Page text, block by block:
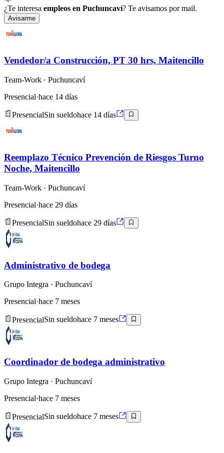
¿Te interesa empleos en Puchuncaví? Te avisamos por mail.
Avisarme
Vendedor/a Construcción, PT 30 hrs, Maitencillo
Team-Work · Puchuncaví
Presencial·hace 14 días
PresencialSin sueldohace 14 días
Reemplazo Técnico Prevención de Riesgos Turno
Noche, Maitencillo
Team-Work · Puchuncaví
Presencial·hace 29 días
PresencialSin sueldohace 29 días
Administrativo de bodega
Grupo Integra · Puchuncaví
Presencial·hace 7 meses
PresencialSin sueldohace 7 meses
Coordinador de bodega administrativo
Grupo Integra · Puchuncaví
Presencial·hace 7 meses
PresencialSin sueldohace 7 meses